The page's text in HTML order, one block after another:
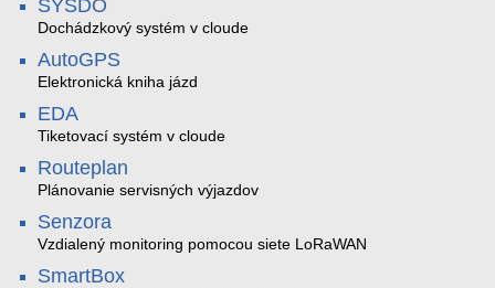
SYSDO
Dochádzkový systém v cloude
AutoGPS
Elektronická kniha jázd
EDA
Tiketovací systém v cloude
Routeplan
Plánovanie servisných výjazdov
Senzora
Vzdialený monitoring pomocou siete LoRaWAN
SmartBox